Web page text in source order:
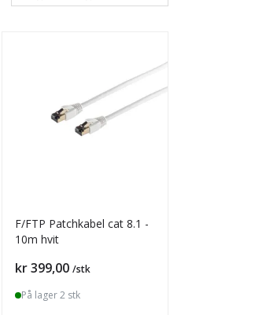
F/FTP Patchkabel cat 8.1 -
10m hvit
Pris
kr 399,00 /stk
På lager 2 stk